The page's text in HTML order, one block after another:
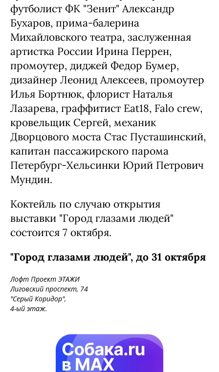
Культурный центр "Лофт Проект
ЭТАЖИ" представляет полную версию
материала на выставке "Город глазами
людей". Авторами работ стали
двенадцать героев: режиссер
анимации Константин Бронзит,
художник, галерист Ирена Куксенайте,
футболист ФК "Зенит" Александр
Бухаров, прима-балерина
Михайловского театра, заслуженная
артистка России Ирина Перрен,
промоутер, диджей Федор Бумер,
дизайнер Леонид Алексеев, промоутер
Лазарева, граффитист Eat18, Falo crew,
кровельщик Сергей, механик
Дворцового моста Стас Пусташинский,
Петербург-Хельсинки Юрий Петрович
Мундин.
Коктейль по случаю открытия
"Город глазами людей", до 31 октября